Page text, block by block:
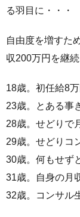
る羽目に・・・
自由度を増すた
収200万円を継
18歳。初任給8
23歳。とある事
28歳。せどりで
29歳。せどりコ
30歳。何もせず
31歳。自身の月
32歳。コンサル